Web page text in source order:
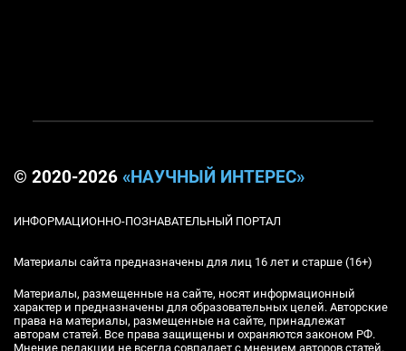
© 2020-2026 «НАУЧНЫЙ ИНТЕРЕС»
ИНФОРМАЦИОННО-ПОЗНАВАТЕЛЬНЫЙ ПОРТАЛ
Материалы сайта предназначены для лиц 16 лет и старше (16+)
Материалы, размещенные на сайте, носят информационный
характер и предназначены для образовательных целей. Авторские
права на материалы, размещенные на сайте, принадлежат
авторам статей. Все права защищены и охраняются законом РФ.
Мнение редакции не всегда совпадает с мнением авторов статей.